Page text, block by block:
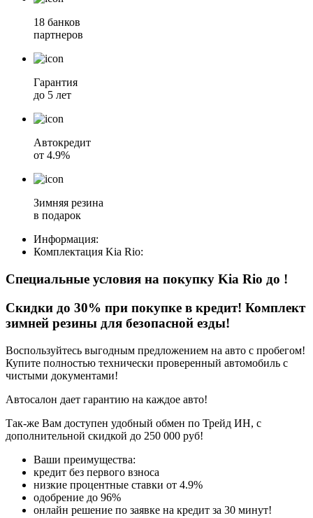
18 банков
партнеров
Гарантия
до 5 лет
Автокредит
от 4.9%
Зимняя резина
в подарок
Информация:
Комплектация Kia Rio:
Специальные условия на покупку Kia Rio до !
Скидки до 30% при покупке в кредит! Комплект
зимней резины для безопасной езды!
Воспользуйтесь выгодным предложением на авто с пробегом!
Купите полностью технически проверенный автомобиль с
чистыми документами!
Автосалон дает гарантию на каждое авто!
Так-же Вам доступен удобный обмен по Трейд ИН, с
дополнительной скидкой до 250 000 руб!
Ваши преимущества:
кредит без первого взноса
низкие процентные ставки от 4.9%
одобрение до 96%
онлайн решение по заявке на кредит за 30 минут!